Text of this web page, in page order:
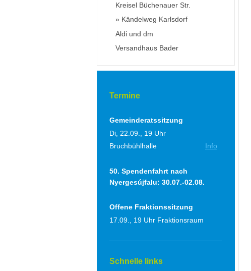
Kreisel Büchenauer Str.
Kändelweg Karlsdorf
Aldi und dm
Versandhaus Bader
Termine
Gemeinderatssitzung
Di, 22.09., 19 Uhr
Bruchbühlhalle
Info
50. Spendenfahrt nach
Nyergesújfalu: 30.07.-02.08.
Offene Fraktionssitzung
17.09., 19 Uhr Fraktionsraum
Schnelle links